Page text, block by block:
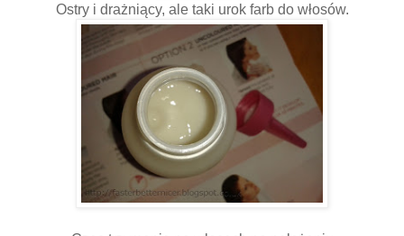
Ostry i drażniący, ale taki urok farb do włosów.